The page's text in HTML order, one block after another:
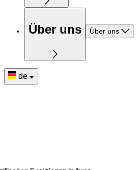
Über uns Über uns
de